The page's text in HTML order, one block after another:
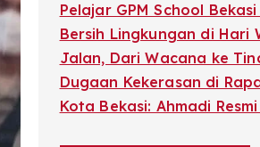
Pelajar GPM School
Bersih Lingkungan di Hari
Jalan, Dari Wacana ke
Dugaan Kekerasan di
Kota Bekasi: Ahmadi